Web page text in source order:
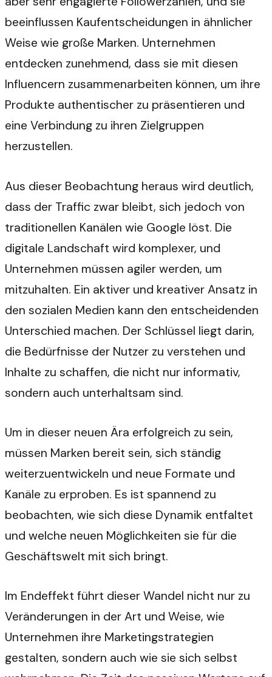
beeinflussen Kaufentscheidungen in ähnlicher
Weise wie große Marken. Unternehmen
entdecken zunehmend, dass sie mit diesen
Influencern zusammenarbeiten können, um ihre
Produkte authentischer zu präsentieren und
eine Verbindung zu ihren Zielgruppen
herzustellen.
Aus dieser Beobachtung heraus wird deutlich,
dass der Traffic zwar bleibt, sich jedoch von
traditionellen Kanälen wie Google löst. Die
digitale Landschaft wird komplexer, und
Unternehmen müssen agiler werden, um
mitzuhalten. Ein aktiver und kreativer Ansatz in
den sozialen Medien kann den entscheidenden
Unterschied machen. Der Schlüssel liegt darin,
die Bedürfnisse der Nutzer zu verstehen und
Inhalte zu schaffen, die nicht nur informativ,
sondern auch unterhaltsam sind.
Um in dieser neuen Ära erfolgreich zu sein,
müssen Marken bereit sein, sich ständig
weiterzuentwickeln und neue Formate und
Kanäle zu erproben. Es ist spannend zu
beobachten, wie sich diese Dynamik entfaltet
und welche neuen Möglichkeiten sie für die
Geschäftswelt mit sich bringt.
Im Endeffekt führt dieser Wandel nicht nur zu
Veränderungen in der Art und Weise, wie
Unternehmen ihre Marketingstrategien
gestalten, sondern auch wie sie sich selbst